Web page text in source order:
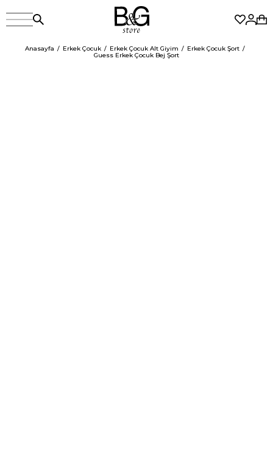
Anasayfa Erkek Çocuk Erkek Çocuk Alt Giyim
Erkek Çocuk Şort
Guess Erkek Çocuk Bej Şort